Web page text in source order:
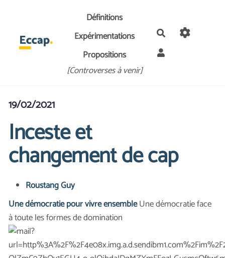
Aller au contenu principalDéfinitions
Expérimentations
Propositions
[Controverses à venir]
Rechercher
19/02/2021
Inceste et
changement de cap
Roustang Guy
Une démocratie pour vivre ensembleUne démocratie face
à toute les formes de domination